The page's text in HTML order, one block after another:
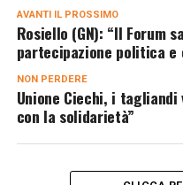
AVANTI IL ​​PROSSIMO
Rosiello (GN): “Il Forum
partecipazione politica
NON PERDERE
Unione Ciechi, i
con la solidarietà”